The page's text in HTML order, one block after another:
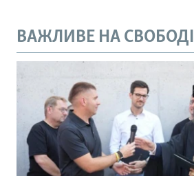
ВАЖЛИВЕ НА СВОБОДІ